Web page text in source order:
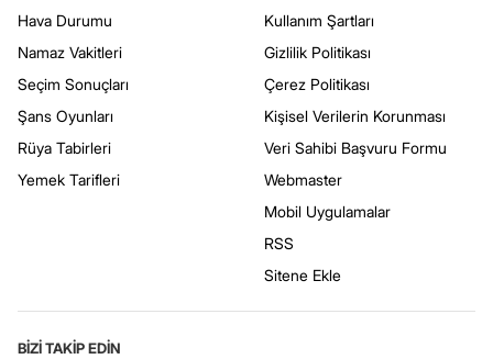
Hava Durumu
Namaz Vakitleri
Seçim Sonuçları
Şans Oyunları
Rüya Tabirleri
Yemek Tarifleri
Kullanım Şartları
Gizlilik Politikası
Çerez Politikası
Kişisel Verilerin Korunması
Veri Sahibi Başvuru Formu
Webmaster
Mobil Uygulamalar
RSS
Sitene Ekle
BİZİ TAKİP EDİN